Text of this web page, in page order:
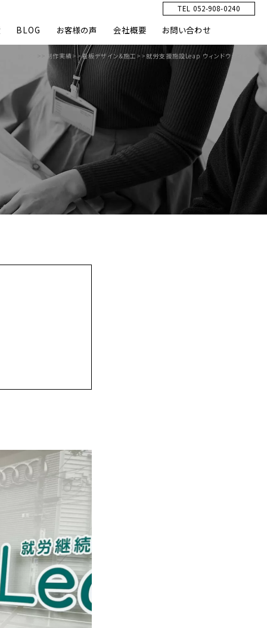
BLOG お客様の声 会社概要 お問い合わせ
TEL 052-908-0240
制作実績>>看板デザイン&施工>>就労支援施設Leap ウィンドウサイン